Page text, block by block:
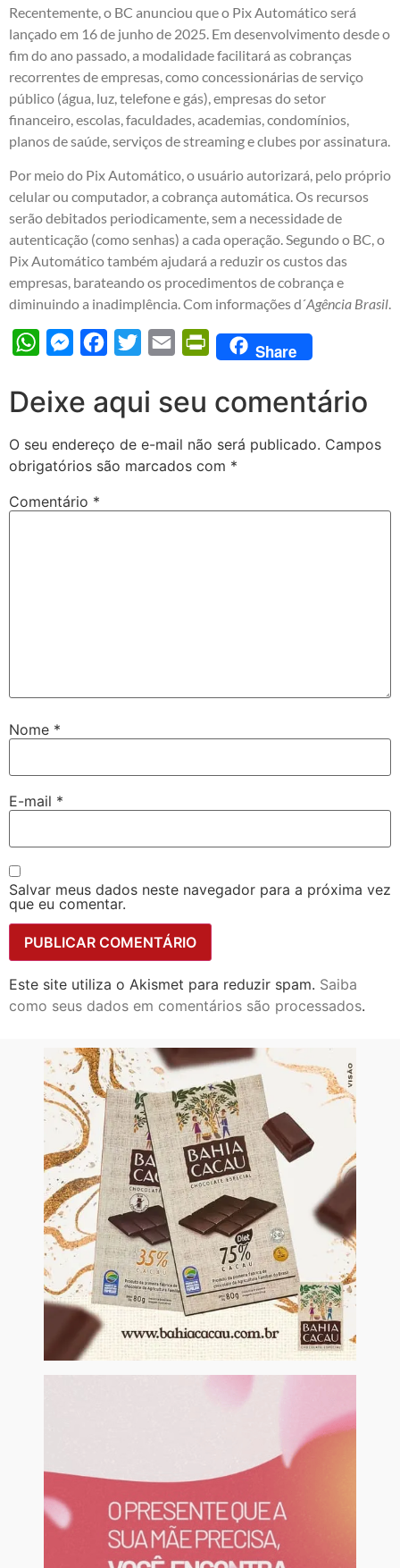
Recentemente, o BC anunciou que o Pix Automático será
lançado em 16 de junho de 2025. Em desenvolvimento desde o
fim do ano passado, a modalidade facilitará as cobranças
recorrentes de empresas, como concessionárias de serviço
público (água, luz, telefone e gás), empresas do setor
financeiro, escolas, faculdades, academias, condomínios,
planos de saúde, serviços de streaming e clubes por assinatura.
Por meio do Pix Automático, o usuário autorizará, pelo próprio
celular ou computador, a cobrança automática. Os recursos
serão debitados periodicamente, sem a necessidade de
autenticação (como senhas) a cada operação. Segundo o BC, o
Pix Automático também ajudará a reduzir os custos das
empresas, barateando os procedimentos de cobrança e
diminuindo a inadimplência. Com informações d´Agência Brasil.
WhatsAppMessengerFacebook
Twitter Email PrintFriendly
Share
Deixe aqui seu comentário
O seu endereço de e-mail não será publicado. Campos
obrigatórios são marcados com *
Comentário *
Nome *
E-mail *
Salvar meus dados neste navegador para a próxima vez
que eu comentar.
Este site utiliza o Akismet para reduzir spam. Saiba
como seus dados em comentários são processados.